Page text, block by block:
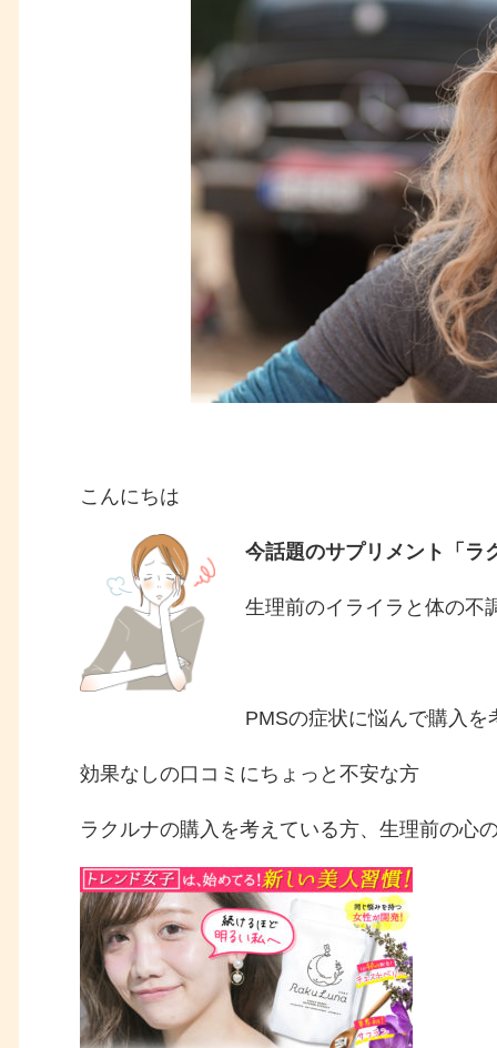
こんにちは
今話題のサプリメント「ラ
生理前のイライラと体の不
PMSの症状に悩んで購入を
効果なしの口コミにちょっと不安な方
ラクルナの購入を考えている方、生理前の心